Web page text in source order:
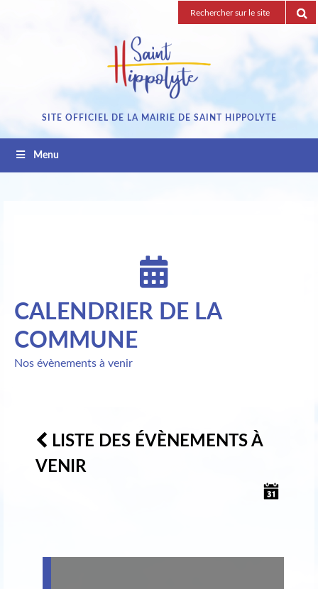
Recherche
pour
SITE OFFICIEL DE LA MAIRIE DE SAINT HIPPOLYTE
Menu
CALENDRIER DE LA
COMMUNE
Nos évènements à venir
LISTE DES ÉVÈNEMENTS À
VENIR